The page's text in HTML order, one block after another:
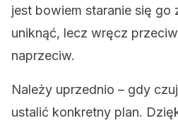
jest bowiem staranie się go
uniknąć, lecz wręcz
naprzeciw.
Należy uprzednio – gdy
ustalić konkretny plan.